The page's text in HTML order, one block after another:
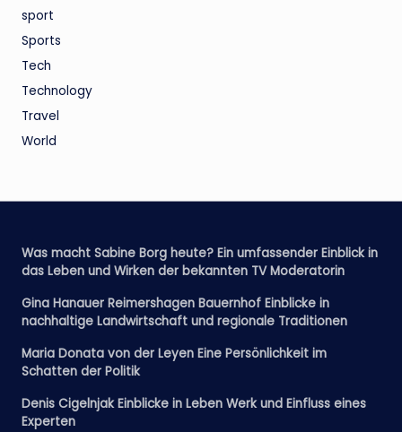
sport
Sports
Tech
Technology
Travel
World
Was macht Sabine Borg heute? Ein umfassender Einblick in
das Leben und Wirken der bekannten TV Moderatorin
Gina Hanauer Reimershagen Bauernhof Einblicke in
nachhaltige Landwirtschaft und regionale Traditionen
Maria Donata von der Leyen Eine Persönlichkeit im
Schatten der Politik
Denis Cigelnjak Einblicke in Leben Werk und Einfluss eines
Experten